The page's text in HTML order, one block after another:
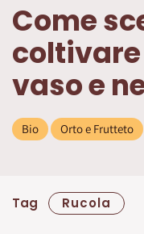
Come
coltivare
vaso e
Bio Orto e Frutteto
Tag Rucola